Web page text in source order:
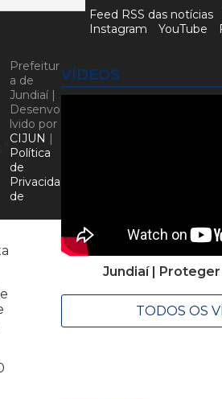
VÍDEOS
Jundiaí |
TODOS OS
Feed RSS das notícias
Instagram
YouTube
Prefeitur
a de
Jundiaí |
Desenvo
lvido por
CIJUN |
Política
de
Privacida
de